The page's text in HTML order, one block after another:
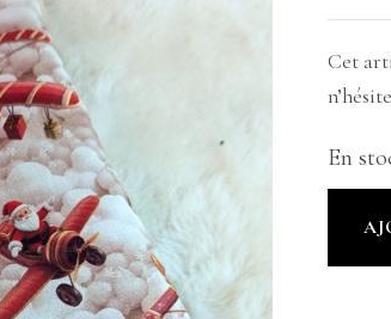
Cet
En